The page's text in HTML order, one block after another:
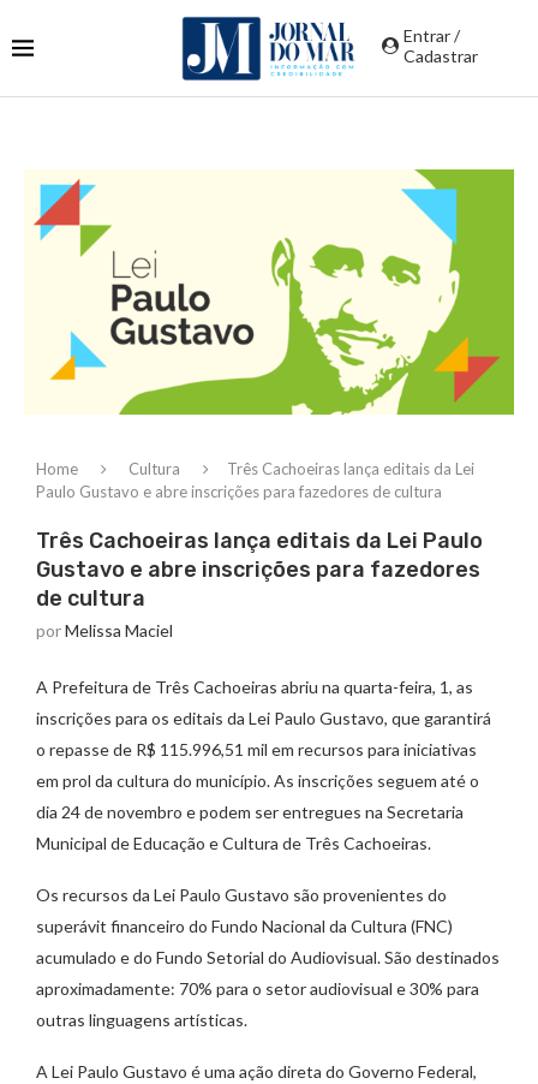
Entrar /
Cadastrar
Home Cultura
Três Cachoeiras lança editais da Lei
Paulo Gustavo e abre inscrições para fazedores de cultura
Três Cachoeiras lança editais da Lei Paulo
Gustavo e abre inscrições para fazedores
de cultura
porMelissa Maciel
A Prefeitura de Três Cachoeiras abriu na quarta-feira, 1, as
inscrições para os editais da Lei Paulo Gustavo, que garantirá
o repasse de R$ 115.996,51 mil em recursos para iniciativas
em prol da cultura do município. As inscrições seguem até o
dia 24 de novembro e podem ser entregues na Secretaria
Municipal de Educação e Cultura de Três Cachoeiras.
Os recursos da Lei Paulo Gustavo são provenientes do
superávit financeiro do Fundo Nacional da Cultura (FNC)
acumulado e do Fundo Setorial do Audiovisual. São destinados
aproximadamente: 70% para o setor audiovisual e 30% para
outras linguagens artísticas.
A Lei Paulo Gustavo é uma ação direta do Governo Federal,